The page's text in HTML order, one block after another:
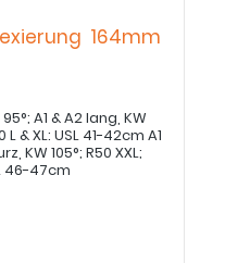
164mm
& XL: USL 41-42cm A1
KW 105°; R50 XXL;
46-47cm